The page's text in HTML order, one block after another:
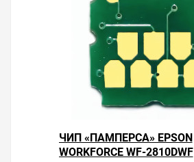
ЧИП «ПАМПЕРСА» EPSON
WORKFORCE WF-2810DWF